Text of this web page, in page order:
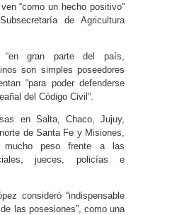
“como un hecho positivo”
de Agricultura
gran parte del país,
son simples poseedores
“para poder defenderse
del Código Civil”.
en Salta, Chaco, Jujuy,
de Santa Fe y Misiones,
mucho peso frente a las
jueces, policías e
consideró “indispensable
las posesiones”, como una